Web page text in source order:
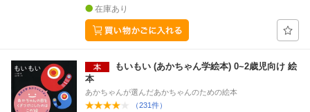
在庫あり
もいもい (あかちゃん学絵本) 0~2歳児向け 絵
本
あかちゃんが選んだあかちゃんのための絵本
（231件）